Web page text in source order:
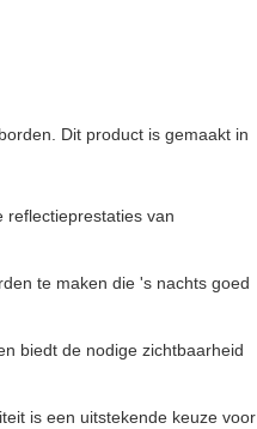
Dit product is gemaakt in
reflectieprestaties van
te maken die 's nachts goed
biedt de nodige zichtbaarheid
is een uitstekende keuze voor